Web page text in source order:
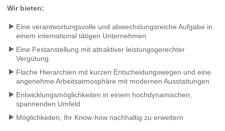
Wir bieten:
Eine verantwortungsvolle und abwechslungsreiche Aufgabe in
einem international tätigen Unternehmen
Eine Festanstellung mit attraktiver leistungsgerechter
Vergütung
Flache Hierarchien mit kurzen Entscheidungswegen und eine
angenehme Arbeitsatmosphäre mit modernen Ausstattungen
Entwicklungsmöglichkeiten in einem hochdynamischen,
spannenden Umfeld
Möglichkeiten, Ihr Know-how nachhaltig zu erweitern